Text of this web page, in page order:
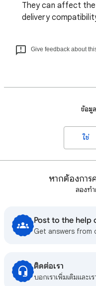
They can affect
delivery
Give feedback about
ข้อมู
ใช่
หากต้องการ
ลองท
Post to the help
Get answers from
ติดต่อเรา
บอกเราเพิ่มเติมและ